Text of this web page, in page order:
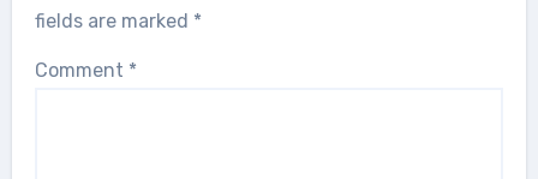
fields are marked *
Comment *